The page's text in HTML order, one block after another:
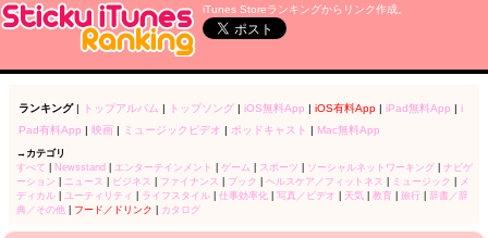
iTunes Storeランキングからリンク作成。
ランキング| トップアルバム | トップソング| iOS無料App | iOS有料App| iPad無料App | i
Pad有料App | 映画| ミュージックビデオ | ポッドキャスト | Mac無料App
→カテゴリ
すべて
Newsstand エンターテインメント ゲーム スポーツ ソーシャルネットワーキング| ナビゲ
ーション
ニュース ビジネス ファイナンス ブック ヘルスケア／フィットネス ミュージック
メ
ディカル| ユーティリティ ライフスタイル| 仕事効率化 写真／ビデオ 天気| 教育| 旅行| 辞書／辞
典／その他
フード／ドリンク カタログ